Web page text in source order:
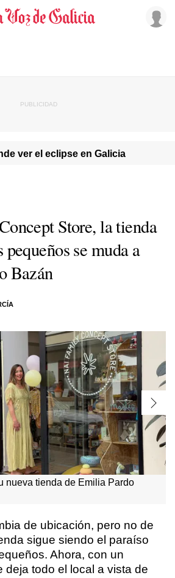
ver el eclipse en Galicia
Store, la tienda
pequeños se muda a
Bazán
nueva tienda de Emilia Pardo
de ubicación, pero no de
sigue siendo el paraíso
Ahora, con un
deja todo el local a vista de